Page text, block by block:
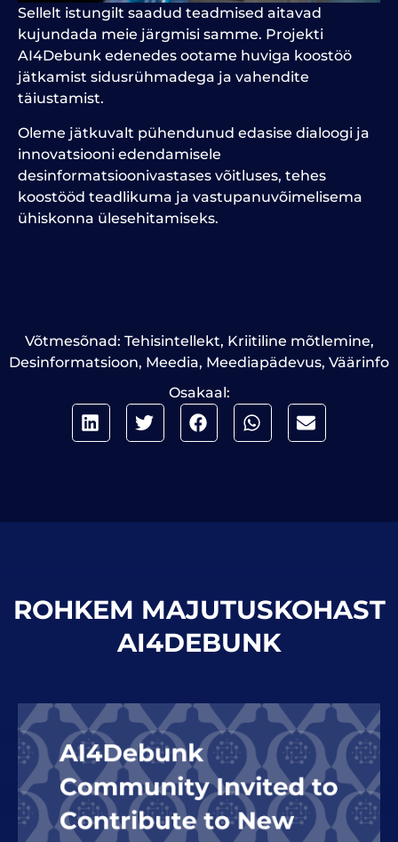
Sellelt istungilt saadud teadmised aitavad
kujundada meie järgmisi samme. Projekti
AI4Debunk edenedes ootame huviga koostöö
jätkamist sidusrühmadega ja vahendite
täiustamist.
Oleme jätkuvalt pühendunud edasise dialoogi ja
innovatsiooni edendamisele
desinformatsioonivastases võitluses, tehes
koostööd teadlikuma ja vastupanuvõimelisema
ühiskonna ülesehitamiseks.
Võtmesõnad: Tehisintellekt, Kriitiline mõtlemine,
Desinformatsioon, Meedia, Meediapädevus, Väärinfo
Osakaal:
ROHKEM MAJUTUSKOHAST
AI4DEBUNK